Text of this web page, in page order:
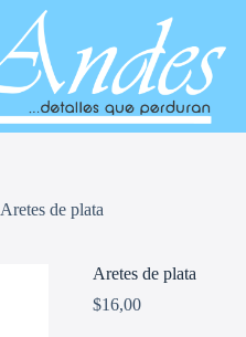
Aretes de plata
Aretes de plata
$16,00